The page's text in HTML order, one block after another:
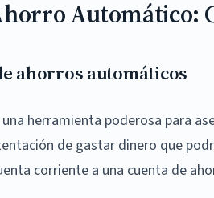
Automático:
ahorros automáticos
herramienta poderosa para
de gastar dinero que
corriente a una cuenta de